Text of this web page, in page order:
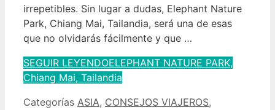
irrepetibles. Sin lugar a dudas, Elephant Nature
Park, Chiang Mai, Tailandia, será una de esas
que no olvidarás fácilmente y que …
SEGUIR LEYENDOELEPHANT NATURE PARK,
Chiang Mai, Tailandia
Categorías ASIA, CONSEJOS VIAJEROS,